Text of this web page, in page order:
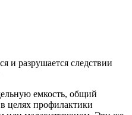
и разрушается следствии
емкость, общий
целях профилактики